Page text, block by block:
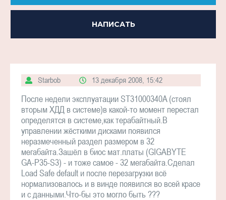
НАПИСАТЬ
Starbob 13 декабря 2008, 15:42
После недели эксплуатации ST31000340A (стоял
вторым ХДД в системе)в какой-то момент перестал
определятся в системе,как терабайтный.В
управлении жёсткими дисками появился
неразмеченный раздел размером в 32
мегабайта.Зашёл в биос мат.платы (GIGABYTE
GA-P35-S3) - и тоже самое - 32 мегабайта.Сделал
Load Safe default и после перезагрузки всё
нормализовалось и в винде появился во всей красе
и с данными.Что-бы это могло быть ???